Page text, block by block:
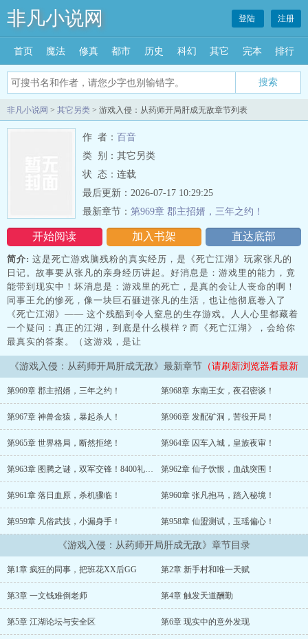
非凡小说网
搜索
登陆 注册
首页 魔法 修真 都市 历史 科幻 其它 完本 排行
非凡小说网 > 其它另类 > 游戏入侵：从药师开局肝成无敌章节列表
作 者： 百音
类 别：其它另类
状 态：连载
开始阅读 加入书架 直达底部
最后更新：2026-07-17 10:29:25
最新章节： 第969章 郡主招婿，三年之约！
简介: 这是死亡游戏脑残粉的真实经历，是《死亡江湖》玩家张凡的
日记。故事要从张凡的亲身经历讲起。好消息是：游戏里的能力，竟
能带到现实中！坏消息是：游戏里的死亡，是真的会让人丧命的啊！
同事王允的惨死，像一块巨石砸进张凡的生活，也让他彻底卷入了
《死亡江湖》—— 这个残酷到令人窒息的生存游戏。人人心里都藏着
一个疑问：真正的江湖，到底是什么模样？而《死亡江湖》，会给你
最真实的答案。（这游戏，是让
《游戏入侵：从药师开局肝成无敌》最新章节 （请刷新浏览器看最新
章节）
第969章 郡主招婿，三年之约！ 第968章 东南王女，夜召密谈！
第967章 神兽金猿，暴起杀人！ 第966章 发配矿洞，苦役开局！
第965章 世界格局，断然拒绝！ 第964章 囚车入城，皇族夜审！
第963章 图腾之谜，双军交锋！8400礼物加更 第962章 仙子饮恨，血战突围！
第961章 落日血原，杀机骤临！ 第960章 张凡抱马，踏入秘境！
第959章 凡俗武技，小漏身手！ 第958章 仙盟测试，玉瑶偏心！
《游戏入侵：从药师开局肝成无敌》章节目录
第1章 疯狂的同事，把班花XX后GG 第2章 新手村和唯一天赋
第3章 一文钱难倒老师 第4章 触发天道酬勤
第5章 江湖论坛与安全区 第6章 现实中的意外发现